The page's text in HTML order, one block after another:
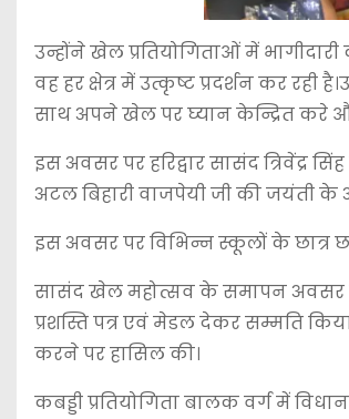
उन्होंने खेल प्रतियोगिताओं में
वह हर क्षेत्र में उत्कृष्ट प्रदर्शन कर
साथ अपने खेल पर घ्यान केन्द्रित करे
इस अवसर पर हरिद्वार सासंद त्रिवेंद्र
अटल बिहारी वाजपेयी जी की जयंती के
इस अवसर पर विभिन्न स्कूलों के छात्र
सासंद खेल महोत्सव के समापन अवसर पर
प्रशस्ति पत्र एवं मेडल देकर सम्मति
करने पर हासिल की।
कबड्डी प्रतियोगिता बालक वर्ग में